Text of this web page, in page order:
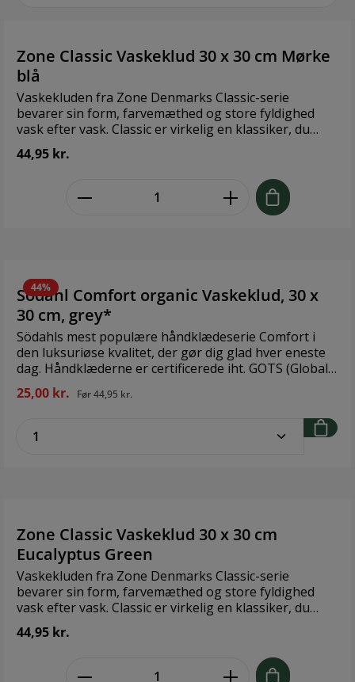
Farve: Black, off white
Materiale: 100%
bomuld, Øko-tex
certificeret
Plejeanvisning:
Vaskes ved 60 grader,
tørretumbles ved
Zone Classic Vaskeklud 30 x 30 cm Mørke
blå
Vaskekluden fra Zone Denmarks Classic-serie
bevarer sin form, farvemæthed og store fyldighed
vask efter vask. Classic er virkelig en klassiker, du
bliver glad for. 100 % Øko-Tex certificeret bomuld, der
kan vaskes ved 60 °C. Design: ZONE Denmark
Størrelse: 30 x 30 cm Materiale: 100 % Øko-Tex
44,95 kr.
44%
Södahl Comfort organic Vaskeklud, 30 x
30 cm, grey*
Södahls mest populære håndklædeserie Comfort i
den luksuriøse kvalitet, der gør dig glad hver eneste
dag. Håndklæderne er certificerede iht. GOTS (Global
Organic Textile Standard), og dermed er der garanti
for, at håndklæderne lever op til de strengeste krav
fremstillingsprocessen er foretaget under
25,00 kr. Før44,95 kr.
Zone Classic Vaskeklud 30 x 30 cm
Eucalyptus Green
Vaskekluden fra Zone Denmarks Classic-serie
bevarer sin form, farvemæthed og store fyldighed
vask efter vask. Classic er virkelig en klassiker, du
bliver glad for. 100 % Øko-Tex certificeret bomuld, der
kan vaskes ved 60 °C. Design: ZONE Denmark
Størrelse: 30 x 30 cm Materiale: 100 % Øko-Tex
44,95 kr.